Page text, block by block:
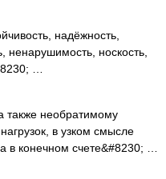
надёжность,
ненарушимость, носкость,
…
также необратимому
в узком смысле
в конечном счете&#8230; …